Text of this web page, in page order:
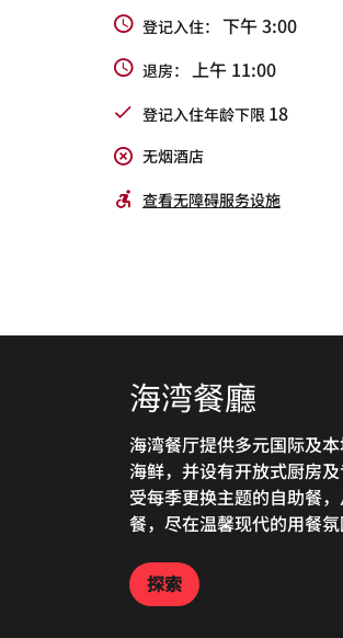
登记入住： 下午 3:00
退房： 上午 11:00
登记入住年龄下限 18
无烟酒店
查看无障碍服务设施
海湾餐廳
海湾餐厅提供多元国际及
海鲜，并设有开放式厨房
受每季更换主题的自助餐
餐，尽在温馨现代的用餐氛
探索
Pier酒廊
Pier酒廊及Pier吧环境闲
一天后，惬意放松身心。
佳肴和清真美食。
探索
Marina Cafe
码头咖啡厅供应即买即走
和糕点，为宾客打造便利
探索